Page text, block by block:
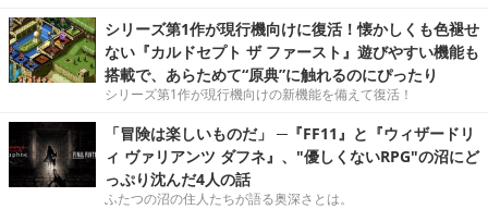
シリーズ第1作が現行機向けに復活！懐かしくも色褪せ
ない『カルドセプト ザ ファースト』遊びやすい機能も
搭載で、あらためて“原典”に触れるのにぴったり
シリーズ第1作が現行機向けの新機能を備えて復活！
「冒険は楽しいものだ」 ─『FF11』と『ウィザードリ
ィ ヴァリアンツ ダフネ』、"優しくないRPG"の沼にど
っぷり沈んだ4人の話
ふたつの沼の住人たちが語る奥深さとは。